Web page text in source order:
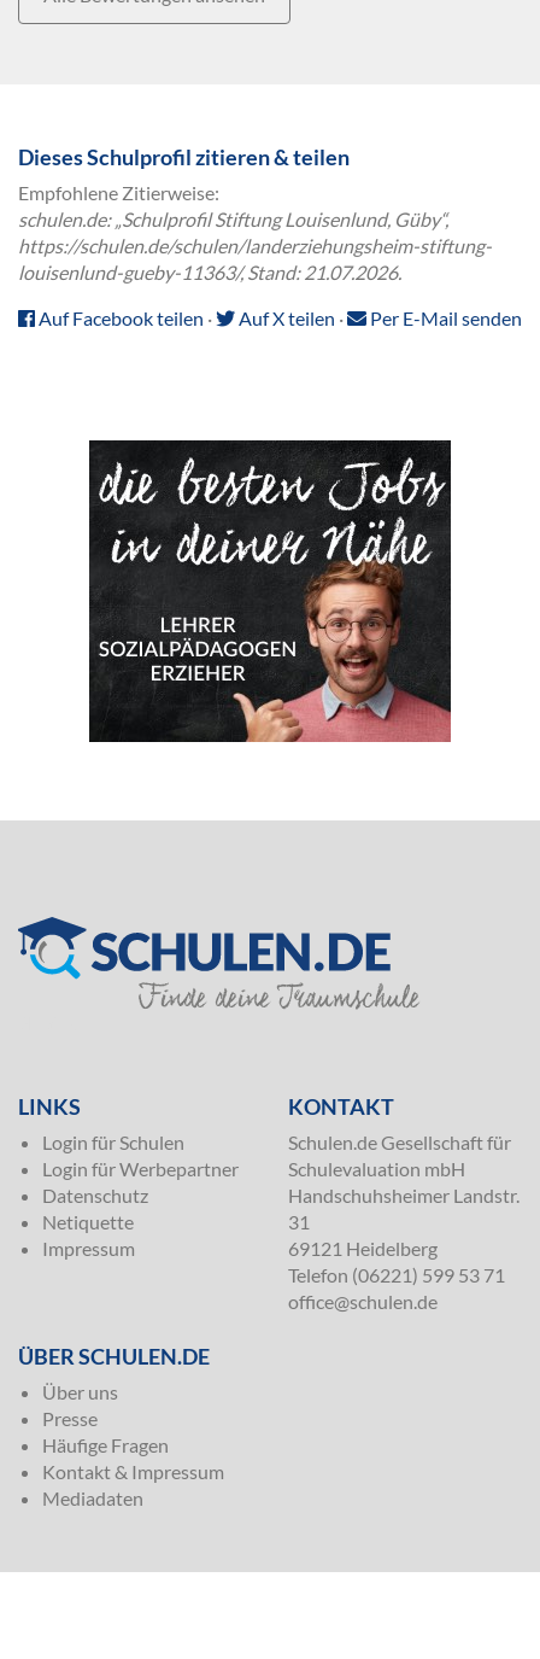
Dieses Schulprofil zitieren & teilen
Empfohlene Zitierweise:
schulen.de: „Schulprofil Stiftung Louisenlund, Güby“,
https://schulen.de/schulen/landerziehungsheim-stiftung-
louisenlund-gueby-11363/, Stand: 21.07.2026.
Auf Facebook teilen · Auf X teilen · Per E-Mail senden
LINKS
Login für Schulen
Login für Werbepartner
Datenschutz
Netiquette
Impressum
KONTAKT
Schulen.de Gesellschaft für
Schulevaluation mbH
Handschuhsheimer Landstr.
31
69121 Heidelberg
Telefon (06221) 599 53 71
office@schulen.de
ÜBER SCHULEN.DE
Über uns
Presse
Häufige Fragen
Kontakt & Impressum
Mediadaten